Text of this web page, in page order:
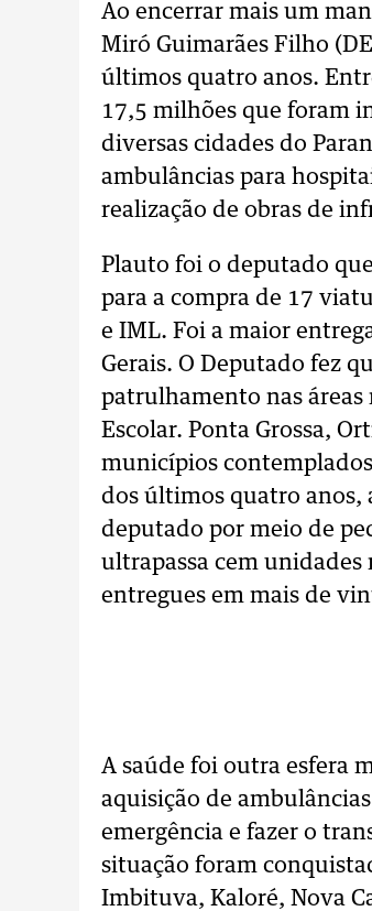
Ao encerrar mais um
Miró Guimarães Filho
últimos quatro anos.
17,5 milhões que foram
diversas cidades do
ambulâncias para
realização de obras de
Plauto foi o deputado
para a compra de 17
e IML. Foi a maior
Gerais. O Deputado fez
patrulhamento nas
Escolar. Ponta Grossa,
municípios
dos últimos quatro anos,
deputado por meio de
ultrapassa cem unidades
entregues em mais de
A saúde foi outra esfera
aquisição de
emergência e fazer o
situação foram
Imbituva, Kaloré, Nova